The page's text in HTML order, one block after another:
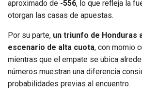
aproximado de -556, lo que refleja la
otorgan las casas de apuestas.
Por su parte, un triunfo de Honduras
escenario de alta cuota, con momio
mientras que el empate se ubica
números muestran una diferencia
probabilidades previas al encuentro.